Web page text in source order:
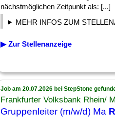
nächstmöglichen Zeitpunkt als: [...]
MEHR INFOS ZUM
▶ Zur Stellenanzeige
Job am 20.07.2026 bei StepStone
Frankfurter Volksbank Rhein/
Gruppenleiter (m/w/d) Ma